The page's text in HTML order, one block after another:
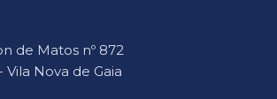
de Matos nº 872
Vila Nova de Gaia